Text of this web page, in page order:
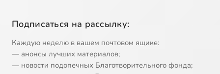
Подписаться на рассылку:
Каждую неделю в вашем почтовом ящике:
— анонсы лучших материалов;
— новости подопечных Благотворительного фонда;